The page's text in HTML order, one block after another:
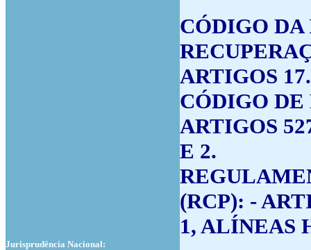
CÓDIGO
ARTIGOS
CÓDIGO
ARTIGOS
E 2.
(RCP): -
1, ALÍNEAS
Jurisprudência Nacional: